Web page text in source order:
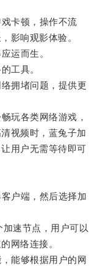
卡顿，操作不流
影响观影体验。
运而生。
工具。
拥堵问题，提供更
玩各类网络游戏，
视频时，蓝兔子加
用户无需等待即可
户端，然后选择加
速节点，用户可以
网络连接。
能够根据用户的网